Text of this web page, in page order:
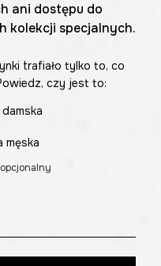
ani dostępu do
kolekcji specjalnych.
trafiało tylko to, co
czy jest to:
męska